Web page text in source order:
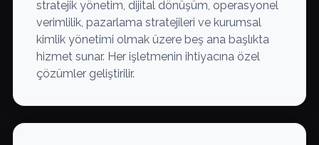
stratejik yönetim, dijital dönüşüm, operasyonel
verimlilik, pazarlama stratejileri ve kurumsal
kimlik yönetimi olmak üzere beş ana başlıkta
hizmet sunar. Her işletmenin ihtiyacına özel
çözümler geliştirilir.